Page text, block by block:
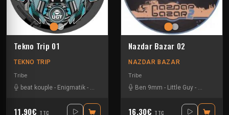
Tekno Trip 01
TEKNO TRIP
Tribe
beat kouple - Enigmatik - Guigoo Teksa
11.90€ TTC
Nazdar Bazar 02
NAZDAR BAZAR
Tribe
Ben 9mm - Little Guy - Sloogy
16.30€ TTC